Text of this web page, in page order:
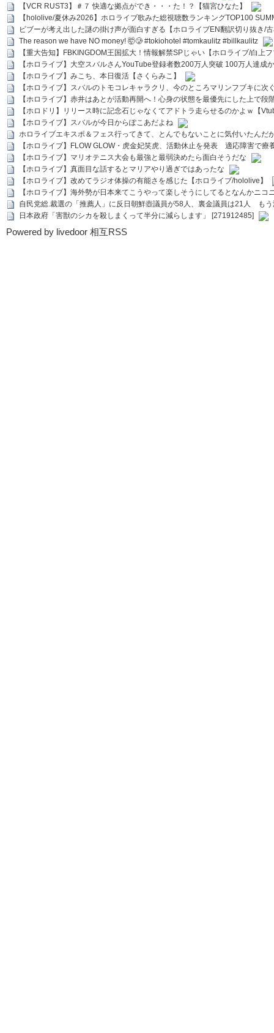
【VCR RUST3】＃７ 快適な拠点ができ・・・た！？【猫宮ひなた】
【hololive/夏休み2026】ホロライブ歌みた総視聴数ランキングTOP100
ビブーが考え出した謎の掛け声が面白すぎる【ホロライブEN翻訳切り抜き/
The reason we have NO money! 🤯🥲 #tokiohotel #tomkaulitz #billkaulitz
【重大告知】FBKINGDOM王国拡大！情報解禁SPじゃい【ホロライブ/白上
【ホロライブ】大空スバルさんYouTube登録者数200万人突破 100万人達成
【ホロライブ】みこち、本日復活【さくらみこ】
【ホロライブ】スバルのトモコレキャラクリ、今のところマリンフブキに
【ホロライブ】赤井はあとが活動再開へ！心身の状態を最優先にした上で段
【ホロドリ】リリース時に記念石じゃなくてアドトラ走らせるのかよｗ【
【ホロライブ】スバルが今日からぽこあだよね
ホロライブエキスポ＆フェス行ってきて、とんでもないことに気付いたんだ
【ホロライブ】FLOW GLOW・虎金妃笑虎、活動休止を発表 適応障害で療
【ホロライブ】マリオテニス大会も最強と最弱決めたら面白そうだな
【ホロライブ】真面目な話するとマリアやり過ぎではあったな
【ホロライブ】改めてラジオ体操の有能さを感じた【ホロライブ/hololive】
【ホロライブ】海外勢が日本来てこうやって楽しそうにしてるとなんかニコ
自民党総.裁選の「推薦人」に反日朝鮮壺議員が58人、裏金議員は21人 も
日本政府「害獣のシカを殺しまくって半分に減らします」 [271912485]
Powered by livedoor 相互RSS